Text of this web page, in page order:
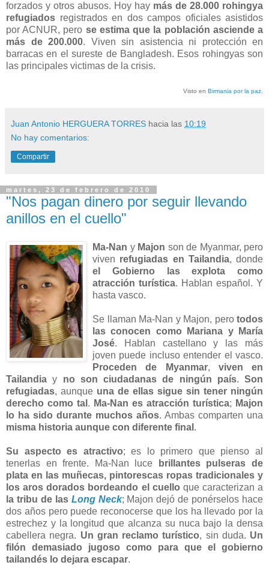
forzados y otros abusos. Hoy hay más de 28.000 rohingya
refugiados registrados en dos campos oficiales asistidos
por ACNUR, pero se estima que la población asciende a
más de 200.000. Viven sin asistencia ni protección en
barracas en el sureste de Bangladesh. Esos rohingyas son
las principales victimas de la crisis.
Visto en Birmania por la paz
Juan Antonio HERGUERA TORRES hacia las 10:19
No hay comentarios:
Compartir
martes, 23 de febrero de 2010
"Nos pagan dinero por seguir llevando
anillos en el cuello"
Ma-Nan y Majon son de Myanmar, pero
viven refugiadas en Tailandia, donde
el Gobierno las explota como
atracción turística. Hablan español. Y
hasta vasco.
Se llaman Ma-Nan y Majon, pero todos
las conocen como Mariana y María
José. Hablan castellano y las más
joven puede incluso entender el vasco.
Proceden de Myanmar, viven en
Tailandia y no son ciudadanas de ningún país. Son
refugiadas, aunque una de ellas sigue sin tener ningún
derecho como tal . Ma-Nan es atracción turística; Majon
lo ha sido durante muchos años. Ambas comparten una
misma historia aunque con diferente final .
Su aspecto es atractivo; es lo primero que pienso al
tenerlas en frente. Ma-Nan luce
brillantes pulseras de
plata en las muñecas, pintorescas ropas tradicionales y
los aros dorados bordeando el cuello que caracterizan a
la tribu de las Long Neck; Majon dejó de ponérselos hace
dos años pero puede reconocerse que los ha llevado por la
estrechez y la longitud que alcanza su nuca bajo la densa
cabellera negra. Un gran reclamo turístico, sin duda. Un
filón demasiado jugoso como para que el gobierno
tailandés lo dejara escapar.